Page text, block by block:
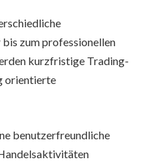
zum professionellen
kurzfristige Trading-
orientierte
benutzerfreundliche